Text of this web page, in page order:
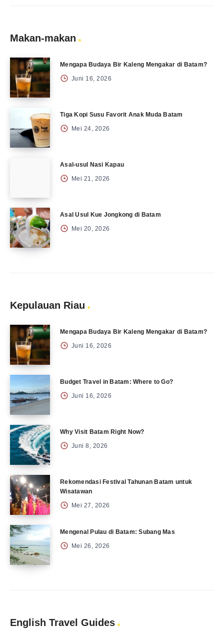
Makan-makan
Mengapa Budaya Bir Kaleng Mengakar di Batam?
Juni 16, 2026
Tiga Kopi Susu Favorit Anak Muda Batam
Mei 24, 2026
Asal-usul Nasi Kapau
Mei 21, 2026
Asal Usul Kue Jongkong di Batam
Mei 20, 2026
Kepulauan Riau
Mengapa Budaya Bir Kaleng Mengakar di Batam?
Juni 16, 2026
Budget Travel in Batam: Where to Go?
Juni 16, 2026
Why Visit Batam Right Now?
Juni 8, 2026
Rekomendasi Festival Tahunan Batam untuk
Wisatawan
Mei 27, 2026
Mengenal Pulau di Batam: Subang Mas
Mei 26, 2026
English Travel Guides